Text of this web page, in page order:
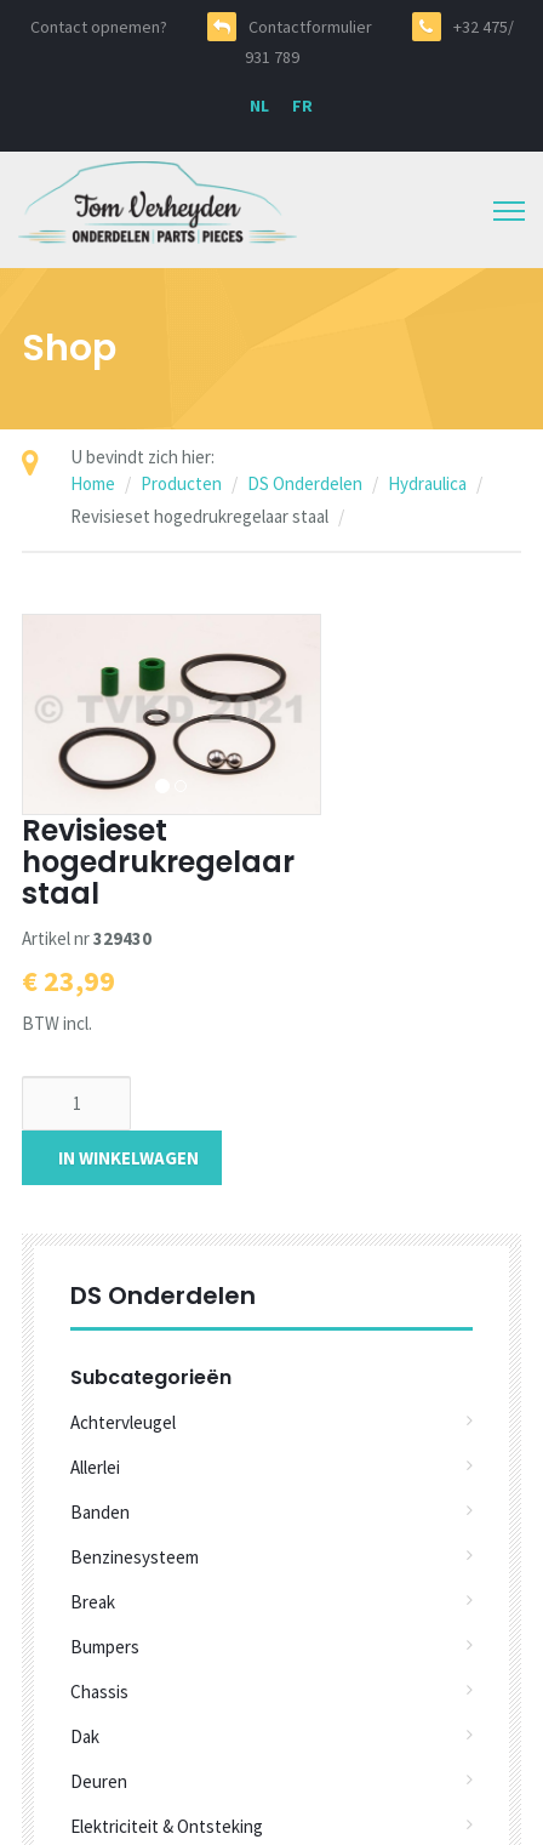
Contact opnemen? Contactformulier
+32 475/
931 789
NL FR
Shop
U bevindt zich hier:
Home
Producten DS Onderdelen
Hydraulica
Revisieset hogedrukregelaar staal
Revisieset
hogedrukregelaar
staal
Artikel nr329430
€ 23,99
BTW incl.
IN WINKELWAGEN
DS Onderdelen
Subcategorieën
Achtervleugel
Allerlei
Banden
Benzinesysteem
Break
Bumpers
Chassis
Dak
Deuren
Elektriciteit & Ontsteking